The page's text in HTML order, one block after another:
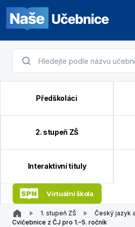
Předškoláci
2. stupeň ZŠ
Interaktivní tituly
Virtuální škola
1. stupeň ZŠ
Český jazyk
Cvičebnice z ČJ pro 1.–5. ročník